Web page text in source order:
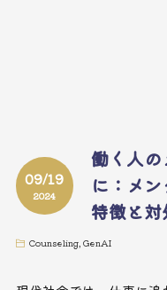
09/19
2024
働く人
に：メ
特徴と
Counseling, GenAI